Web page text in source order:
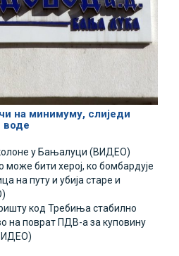
на минимуму, слиједи
воде
у Бањалуци (ВИДЕО)
може бити херој, ко бомбардује
на путу и убија старе и
код Требиња стабилно
на поврат ПДВ-а за куповину